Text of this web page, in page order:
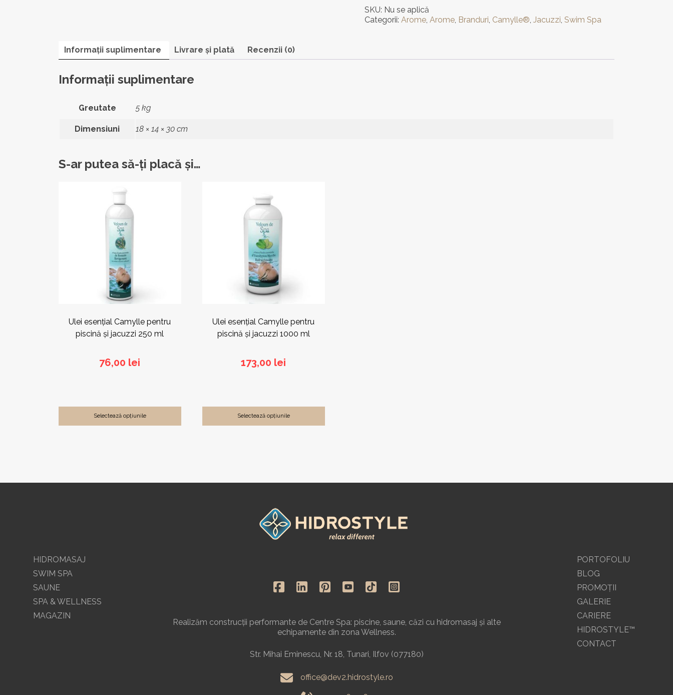
5000ml
SKU: Nu se aplică
Categorii: Arome, Arome, Branduri Camylle® Jacuzzi Swim Spa
Informații suplimentare Livrare și plată Recenzii (0)
Informații suplimentare
Greutate 5 kg
Dimensiuni 18 × 14 × 30 cm
S-ar putea să-ți placă și…
Ulei esențial Camylle pentru
piscină și jacuzzi 250 ml
76,00 lei
Selectează opțiunile
Ulei esențial Camylle pentru
piscină și jacuzzi 1000 ml
173,00 lei
Selectează opțiunile
HIDROMASAJ
SWIM SPA
SAUNE
SPA & WELLNESS
MAGAZIN
Realizăm construcții performante de Centre Spa: piscine, saune, căzi cu hidromasaj și alte
echipamente din zona Wellness.
Str. Mihai Eminescu, Nr. 18, Tunari, Ilfov (077180)
office@dev2.hidrostyle.ro
PORTOFOLIU
BLOG
PROMOŢII
GALERIE
CARIERE
HIDROSTYLE™
CONTACT